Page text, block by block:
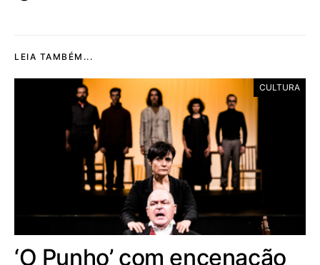
LEIA TAMBÉM...
CULTURA
‘O Punho’ com encenação